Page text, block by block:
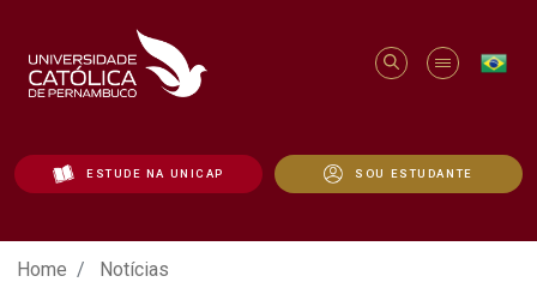
ESTUDE NA UNICAP SOU ESTUDANTE
Egressa do Mestrado em História
Home
Notícias